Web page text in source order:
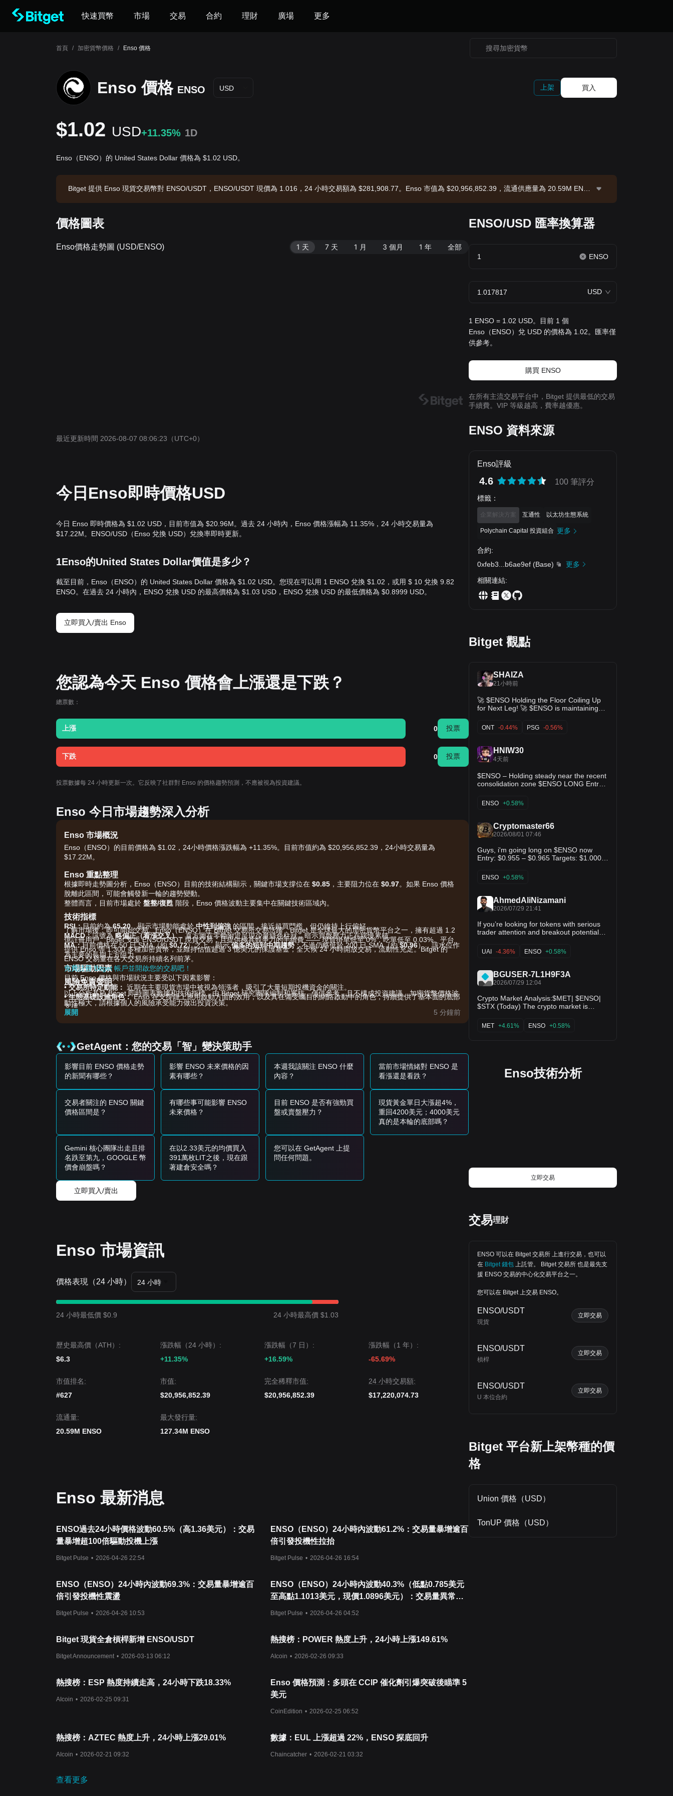
快速買幣 市場 交易 合約 理財 廣場 更多
首頁 / 加密貨幣價格 / Enso 價格
Enso 價格 ENSO USD 上架 買入
$1.02 USD+11.35% 1D
Enso（ENSO）的 United States Dollar 價格為 $1.02 USD。
Bitget 提供 Enso 現貨交易幣對 ENSO/USDT，ENSO/USDT 現價為 1.016，24 小時交易額為 $281,908.77。Enso 市值為 $20,956,852.39，流通供應量為 20.59M ENS
價格圖表
Enso價格走勢圖 (USD/ENSO) 1 天 7 天 1 月 3 個月 1 年 全部
最近更新時間 2026-08-07 08:06:23 （UTC+0）
今日Enso即時價格USD
今日 Enso 即時價格為 $1.02 USD，目前市值為 $20.96M。過去 24 小時內，Enso 價格漲幅為 11.35%，24 小時交易量為
$17.22M。ENSO/USD（Enso 兌換 USD）兌換率即時更新。
1Enso的United States Dollar價值是多少？
截至目前，Enso（ENSO）的 United States Dollar 價格為 $1.02 USD。您現在可以用 1 ENSO 兌換 $1.02，或用 $ 10 兌換 9.82
ENSO。在過去 24 小時內，ENSO 兌換 USD 的最高價格為 $1.03 USD，ENSO 兌換 USD 的最低價格為 $0.8999 USD。
立即買入/賣出 Enso
您認為今天 Enso 價格會上漲還是下跌？
總票數：
上漲 0 投票
下跌 0 投票
投票數據每 24 小時更新一次。它反映了社群對 Enso 的價格趨勢預測，不應被視為投資建議。
Enso 今日市場趨勢深入分析
Enso 市場概況
Enso（ENSO）的目前價格為 $1.02，24小時價格漲跌幅為 +11.35%。目前市值約為 $20,956,852.39，24小時交易量為
$17.22M。
Enso 重點整理
根據即時走勢圖分析，Enso（ENSO）目前的技術結構顯示，關鍵市場支撐位在 $0.85 ，主要阻力位在 $0.97。如果 Enso 價格
脫離此區間，可能會觸發新一輪的趨勢變動。
整體而言，目前市場處於 盤整/復甦 階段，Enso 價格波動主要集中在關鍵技術區域內。
技術指標
RSI：目前約為65.20，顯示市場動能處於中性到偏強 的區間，接近超買門檻，但仍維持上行偏好。
MACD：訊號為 略偏正（看漲交叉），直方圖在零軸附近呈現少量綠色柱狀，暗示買盤壓力正在緩慢累積。
MA：目前價格在 50 日 SMA（約$0.72）之上，顯示偏多的短到中期趨勢；不過仍略低於 200 日 SMA（約$0.96），該水位作
為主要的長期上方阻力。
市場驅動因素
目前 Enso 價格與市場狀況主要受以下因素影響：
•交易所特定動能： 近期在主要現貨市場中被視為領漲者，吸引了大量短期投機資金的關注。
•生態基礎設施角色：Enso 在支撐鏈上應用啟動方面的效用，以及其在備受矚目的網路啟動中的角色，持續提供了基本面的底部
支撐。
•整體市場情緒：
潛在買入區
支撐位並出現反彈跡象，可能形成短期買入機會。
• 若 Enso 價格在成交量顯著放大的情況下突破$0.97，可能確認新的上行趨勢，目標可望挑戰 $1.00 的心理關卡。
風險情境
，市場可能進入短期調整階段，並可能測試
買入策略
依目前市場結構，分析師建議採取以下策略：
• 或者等到 Enso 價格有效突破 $0.97阻力後再順勢跟進。
趨勢型投資人
• 若 Enso 突破$0.97阻力，可能形成新的上行趨勢，下一個目標價在$1.07。
長期投資人
趨勢摘要
市場洞察
市場共識
分析師的共識是：雖然 Enso 可能出現短期波動或在 $0.85 與 $0.97 之間的區間整理，但只要仍守住關鍵的
了解市場後，即可開始交易。Enso（ENSO）在 Bitget 交易所交易活躍，Bitget 是全球最大的加密貨幣平台之一，擁有超過 1.2
億註冊用戶。Bitget 支援 ENSO/USDT 現貨交易，且提供極具競爭力的手續費 —— 現貨掛單低至 0%，吃單低至 0.03%。平台
提供 Enso 等 1,300 多種加密貨幣，並維持估值超過 3 億美元的保護基金，全天候 24 小時開放交易，流動性充足。Bitget 的
ENSO 交易量在各大交易所持續名列前茅。
免費註冊 Bitget 帳戶並開啟您的交易吧！
風險免責聲明
以上分析基於 Bitget 即時圖表數據和技術指標，由 Bitget 研究團隊編制和審核，僅供參考，且不構成投資建議。加密貨幣價格波
動性極大，請根據個人的風險承受能力做出投資決策。
展開
5 分鐘前
GetAgent：您的交易「智」變決策助手
影響目前 ENSO 價格走勢
的新聞有哪些？
影響 ENSO 未來價格的因
素有哪些？
本週我該關注 ENSO 什麼
內容？
當前市場情緒對 ENSO 是
看漲還是看跌？
交易者關注的 ENSO 關鍵
價格區間是？
有哪些事可能影響 ENSO
未來價格？
目前 ENSO 是否有強勁買
盤或賣盤壓力？
現貨黃金單日大漲超4%，
重回4200美元；4000美元
真的是本輪的底部嗎？
Gemini 核心團隊出走且排
名跌至第九，GOOGLE 幣
價會崩盤嗎？
在以2.33美元的均價買入
391萬枚LIT之後，現在跟
著建倉安全嗎？
您可以在 GetAgent 上提
問任何問題。
立即買入/賣出
Enso 市場資訊
價格表現（24 小時） 24 小時
24 小時最低價 $0.9 24 小時最高價 $1.03
歷史最高價（ATH）:
$6.3
漲跌幅（24 小時）:
+11.35%
漲跌幅（7 日）:
+16.59%
漲跌幅（1 年）:
-65.69%
市值排名:
#627
市值:
$20,956,852.39
完全稀釋市值:
$20,956,852.39
24 小時交易額:
$17,220,074.73
流通量:
20.59M ENSO
‌最大發行量:
127.34M ENSO
Enso 最新消息
ENSO過去24小時價格波動60.5%（高1.36美元）：交易
量暴增超100倍驅動投機上漲
Bitget Pulse • 2026-04-26 22:54
ENSO（ENSO）24小時內波動61.2%：交易量暴增逾百
倍引發投機性拉抬
Bitget Pulse • 2026-04-26 16:54
ENSO（ENSO）24小時內波動69.3%：交易量暴增逾百
倍引發投機性震盪
Bitget Pulse • 2026-04-26 10:53
ENSO（ENSO）24小時內波動40.3%（低點0.785美元
至高點1.1013美元，現價1.0896美元）：交易量異常激
Bitget Pulse • 2026-04-26 04:52
Bitget 現貨全倉槓桿新增 ENSO/USDT
Bitget Announcement • 2026-03-13 06:12
熱搜榜：POWER 熱度上升，24小時上漲149.61%
AIcoin • 2026-02-26 09:33
熱搜榜：ESP 熱度持續走高，24小時下跌18.33%
AIcoin • 2026-02-25 09:31
Enso 價格預測：多頭在 CCIP 催化劑引爆突破後瞄準 5
美元
CoinEdition • 2026-02-25 06:52
熱搜榜：AZTEC 熱度上升，24小時上漲29.01%
AIcoin • 2026-02-21 09:32
數據：EUL 上漲超過 22%，ENSO 探底回升
Chaincatcher • 2026-02-21 03:32
查看更多
ENSO/USD 匯率換算器
ENSO
USD
1 ENSO = 1.02 USD。目前 1 個
Enso（ENSO）兌 USD 的價格為 1.02。匯率僅
供參考。
購買 ENSO
在所有主流交易平台中，Bitget 提供最低的交易
手續費。VIP 等級越高，費率越優惠。
ENSO 資料來源
Enso評級
4.6 100 筆評分
標籤 ：
企業解決方案 互通性 以太坊生態系統
Polychain Capital 投資組合 更多
合約:
0xfeb3
b6ae9ef (Base)
更多
相關連結:
Bitget 觀點
SHAIZA
21小時前
🚀 $ENSO Holding the Floor Coiling Up
for Next Leg! 🚀 $ENSO is maintaining
0.796 after completing a major retest!
Price is consolidating near the 5/10/20
absorbed by smart money. Key Support:
0.796 Resistance to Reclaim: 0.989 /
ONT -0.44% PSG -0.56%
HNIW30
4天前
$ENSO – Holding steady near the recent
consolidation zone $ENSO LONG Entry:
0.9514 - 0.9864 - 1.0214
ENSO +0.58%
Cryptomaster66
2026/08/01 07:46
Guys, i'm going long on $ENSO now
Entry: $0.955 – $0.965 Targets: $1.000 /
ENSO +0.58%
AhmedAliNizamani
2026/07/29 21:41
If you’re looking for tokens with serious
trader attention and breakout potential
and $EPIC
UAI -4.36% ENSO +0.58%
BGUSER-7L1H9F3A
2026/07/29 12:04
Crypto Market Analysis:$MET| $ENSO|
$STX (Today) The crypto market is
remains stable, allowing selected altcoins
to attract buying interest. $MET : Trading
$ENSO : Market sentiment is
strengthening after recent accumulation.
rapid price moves. Proper risk
management and patience remain the
keys to consistent trading success
MET +4.61% ENSO +0.58%
Enso技術分析
立即交易
‌交易理財
ENSO 可以在 Bitget 交易所 上進行交易，也可以
在 Bitget 錢包 上託管。 Bitget 交易所 也是最先支
援 ENSO 交易的中心化交易平台之一。
您可以在 Bitget 上交易 ENSO。
ENSO/USDT
現貨
立即交易
ENSO/USDT
槓桿
立即交易
ENSO/USDT
U 本位合約
立即交易
Bitget 平台新上架幣種的價
格
Union 價格（USD）
TonUP 價格（USD）